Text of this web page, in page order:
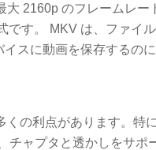
2160p のフレームレー
す。 MKV は、ファイ
スに動画を保存するのに
の利点があります。特
ャプタと透かしをサポ